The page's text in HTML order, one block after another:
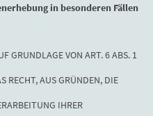
in besonderen Fällen
GRUNDLAGE VON ART. 6 ABS. 1
RECHT, AUS GRÜNDEN, DIE
IHRER